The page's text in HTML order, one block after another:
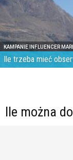
KAMPANIE INFLUENCER
Ile trzeba mieć
Ile można